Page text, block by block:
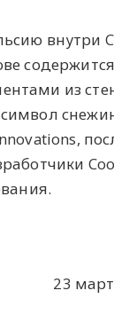
внутри
из
23